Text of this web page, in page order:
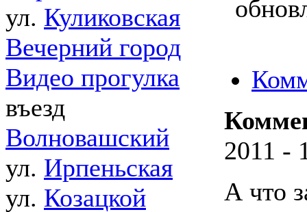
ул. Куликовская
Вечерний город
Видео прогулка
въезд
Волновашский
ул. Ирпеньская
ул. Козацкой
2011 -
А что